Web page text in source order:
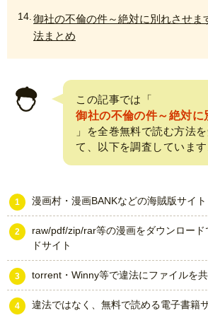
御社の不倫の件～絶対に別れさせま
法まとめ
この記事では「
御社の不倫の件～絶対に
」を全巻無料で読む方法
て、以下を調査しています
漫画村・漫画BANKなどの海賊版サイト
raw/pdf/zip/rar等の漫画をダウンロー
ドサイト
torrent・Winny等で違法にファイルを
違法ではなく、無料で読める電子書籍